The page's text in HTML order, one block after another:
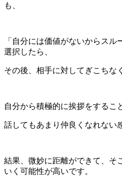
も、
「自分には価値がないからス
選択したら、
その後、相手に対してぎこちな
自分から積極的に挨拶をするこ
話してもあまり仲良くなれない
結果、微妙に距離ができて、そ
いく可能性が高いです。